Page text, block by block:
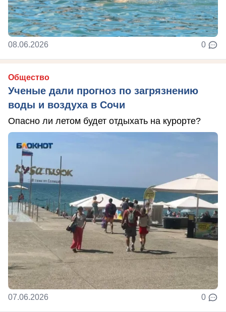
08.06.2026 0
Общество
Ученые дали прогноз по загрязнению
воды и воздуха в Сочи
Опасно ли летом будет отдыхать на курорте?
07.06.2026 0